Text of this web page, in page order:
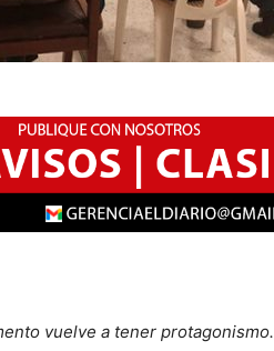
vuelve a tener protagonismo.